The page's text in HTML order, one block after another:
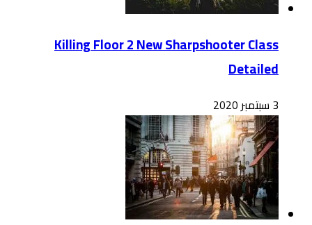
Killing Floor 2 New Sharpshooter Class
Detailed
3 سبتمبر 2020